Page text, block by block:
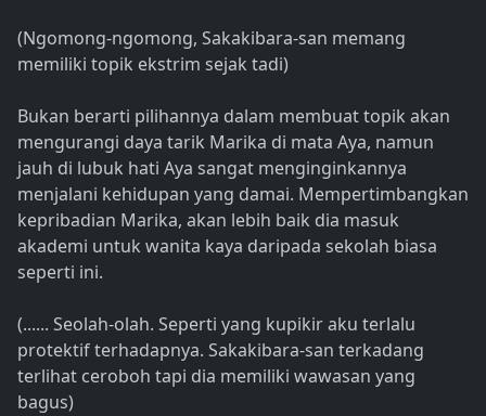
(Ngomong-ngomong, Sakakibara-san memang
memiliki topik ekstrim sejak tadi)
Bukan berarti pilihannya dalam membuat topik akan
mengurangi daya tarik Marika di mata Aya, namun
jauh di lubuk hati Aya sangat menginginkannya
menjalani kehidupan yang damai. Mempertimbangkan
kepribadian Marika, akan lebih baik dia masuk
akademi untuk wanita kaya daripada sekolah biasa
seperti ini.
(...... Seolah-olah. Seperti yang kupikir aku terlalu
protektif terhadapnya. Sakakibara-san terkadang
terlihat ceroboh tapi dia memiliki wawasan yang
bagus)